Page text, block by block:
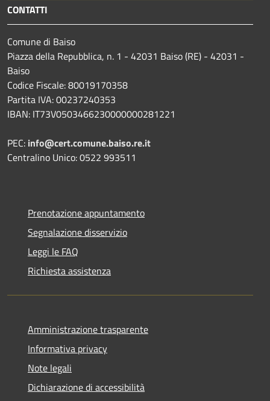
CONTATTI
Comune di Baiso
Piazza della Repubblica, n. 1 - 42031 Baiso (RE) - 42031 -
Baiso
Codice Fiscale: 80019170358
Partita IVA: 00237240353
IBAN: IT73V0503466230000000281221
PEC: info@cert.comune.baiso.re.it
Centralino Unico: 0522 993511
Prenotazione appuntamento
Segnalazione disservizio
Leggi le FAQ
Richiesta assistenza
Amministrazione trasparente
Informativa privacy
Note legali
Dichiarazione di accessibilità